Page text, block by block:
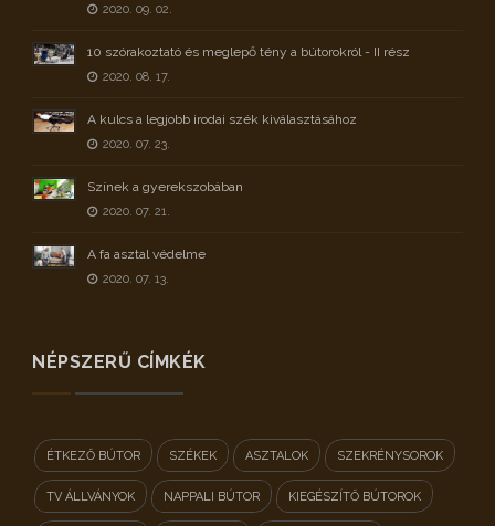
2020. 09. 02.
10 szórakoztató és meglepő tény a bútorokról - II rész
2020. 08. 17.
A kulcs a legjobb irodai szék kiválasztásához
2020. 07. 23.
Színek a gyerekszobában
2020. 07. 21.
A fa asztal védelme
2020. 07. 13.
NÉPSZERŰ CÍMKÉK
ÉTKEZŐ BÚTOR SZÉKEK ASZTALOK SZEKRÉNYSOROK
TV ÁLLVÁNYOK NAPPALI BÚTOR KIEGÉSZÍTŐ BÚTOROK